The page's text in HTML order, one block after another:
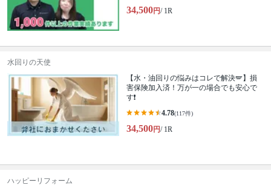
34,500円/ 1R
水回りの天使
【水・油回りの悩みはコレで解決🪽】損
害保険加入済！万が一の場合でも安心で
す❗️
4.78(117件)
34,500円/ 1R
ハッピーリフォーム